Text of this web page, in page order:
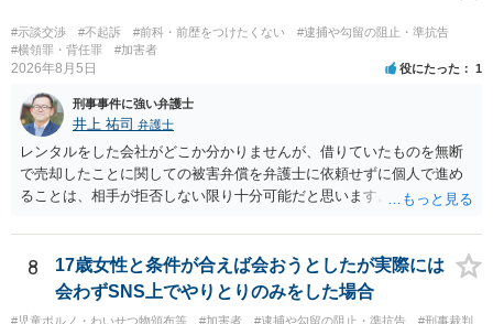
#示談交渉 #不起訴 #前科・前歴をつけたくない
#逮捕や勾留の阻止・準抗告
#横領罪・背任罪
#加害者
2026年8月5日 役にたった 1
刑事事件に強い弁護士
井上 祐司 弁護士
レンタルをした会社がどこか分かりませんが、借りていたものを無断
で売却したことに関しての被害弁償を弁護士に依頼せずに個人で進め
ることは、相手が拒否しない限り十分可能だと思います。 見積を出し
か）、弁護士に法律相談において助言をもらえば足りるでしょう。
8
17歳女性と条件が合えば会おうとしたが実際には
会わずSNS上でやりとりのみをした場合
#児童ポルノ・わいせつ物頒布等 #加害者 #逮捕や勾留の阻止・準抗告 #刑事裁判